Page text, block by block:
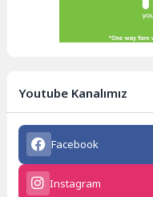
Youtube Kanalımız
Facebook
Instagram